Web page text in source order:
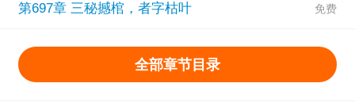
第697章 三秘撼棺，者字枯叶
全部章节目录